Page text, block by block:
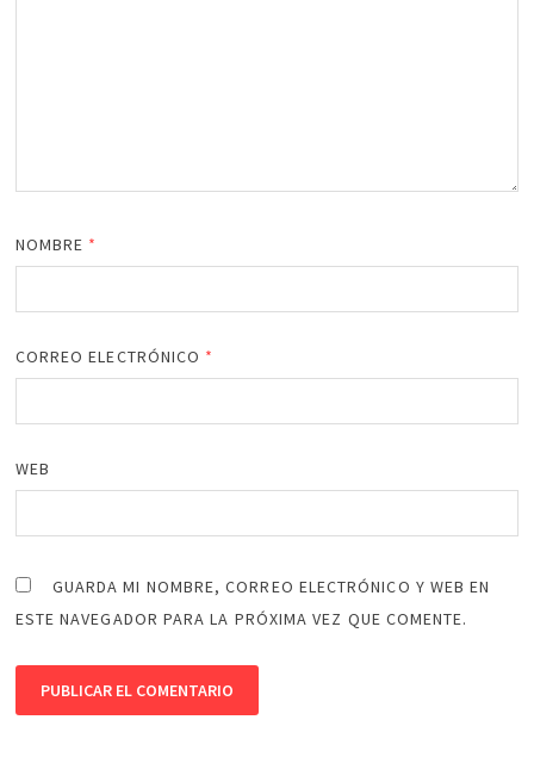
NOMBRE *
CORREO ELECTRÓNICO *
WEB
GUARDA MI NOMBRE, CORREO ELECTRÓNICO Y WEB EN
ESTE NAVEGADOR PARA LA PRÓXIMA VEZ QUE COMENTE.